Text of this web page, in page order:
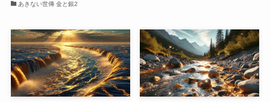
あきない世傳 金と銀2